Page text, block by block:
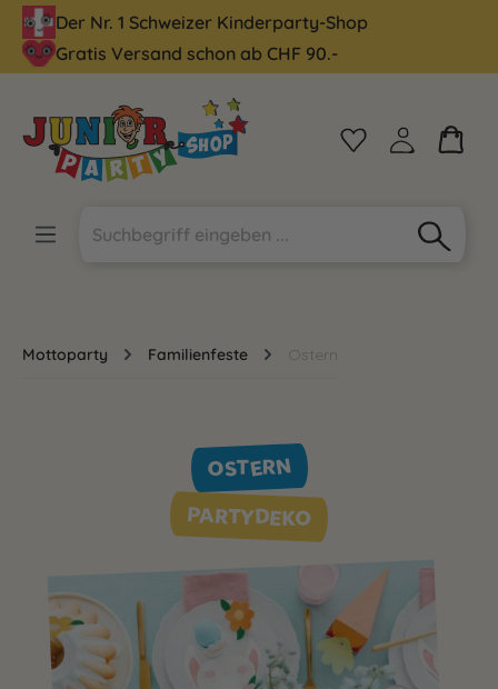
springen
Der Nr. 1 Schweizer Kinderparty-Shop
Gratis Versand schon ab CHF 90.-
Mottoparty Familienfeste Ostern
OSTERN
PARTYDEKO